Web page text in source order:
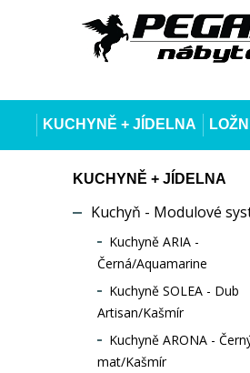
KUCHYNĚ + JÍDELNA
KUCHYNĚ + JÍDELNA
Kuchyň - Modulové
Kuchyně ARIA -
Černá/Aquamarine
Kuchyně SOLEA - Dub
Artisan/Kašmír
Kuchyně ARONA -
mat/Kašmír